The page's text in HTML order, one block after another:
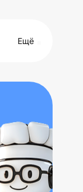
Ещё